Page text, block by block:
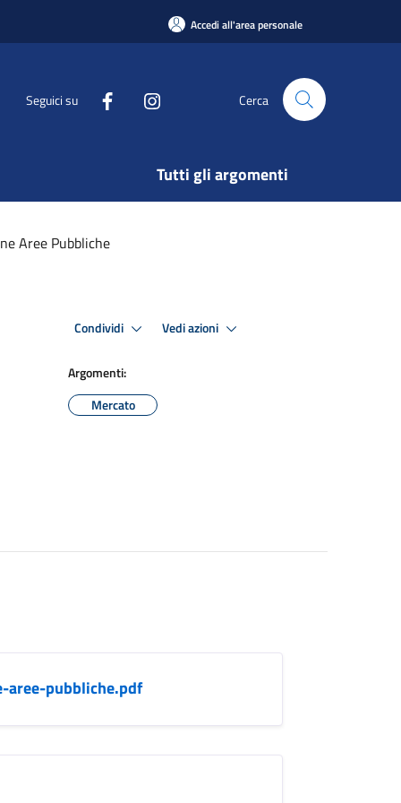
Accedi all'area personale
Seguici su Cerca
Tutti gli argomenti
Aree Pubbliche
Condividi Vedi azioni
Argomenti:
Mercato
aree-pubbliche.pdf